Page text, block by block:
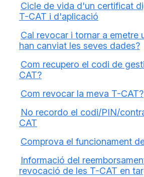
Cicle de vida d'un certificat
T-CAT i d'aplicació
Cal revocar i tornar a emetre
han canviat les seves dades?
Com recupero el codi de
CAT?
Com revocar la meva T-CAT?
No recordo el codi/PIN/
CAT
Comprova el funcionament
Informació del
revocació de les T-CAT en